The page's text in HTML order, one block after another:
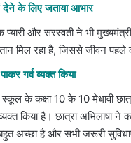
देने के लिए जताया आभार
और सरस्वती ने भी
मिल रहा है, जिससे जीवन
गर्व व्यक्त किया
के कक्षा 10 के 10 मेधावी
किया है। छात्रा अभिलाषा
बहुत अच्छा है और सभी जरूरी